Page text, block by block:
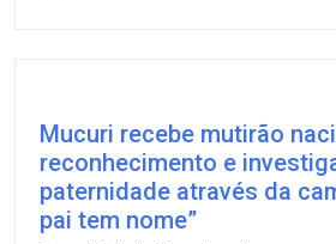
Mucuri recebe mutirão
reconhecimento e
paternidade através da
pai tem nome”